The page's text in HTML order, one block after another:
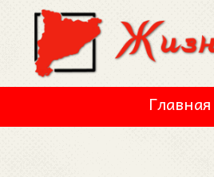
Перейти к основному содержанию
Главная